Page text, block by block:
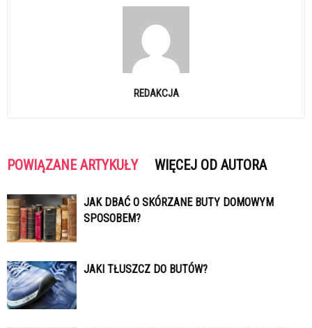
REDAKCJA
POWIĄZANE ARTYKUŁY WIĘCEJ OD AUTORA
JAK DBAĆ O SKÓRZANE BUTY DOMOWYM
SPOSOBEM?
JAKI TŁUSZCZ DO BUTÓW?